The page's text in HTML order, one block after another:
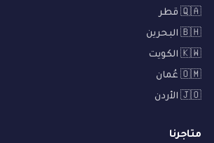
🇶🇦 قطر
🇧🇭 البحرين
🇰🇼 الكويت
🇴🇲 عُمان
🇯🇴 الأردن
متاجرنا